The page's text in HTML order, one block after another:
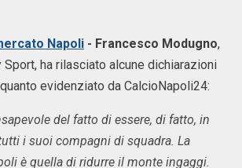
Napoli - Francesco Modugno,
ha rilasciato alcune dichiarazioni
evidenziato da CalcioNapoli24:
del fatto di essere, di fatto, in
i suoi compagni di squadra. La
è quella di ridurre il monte ingaggi.